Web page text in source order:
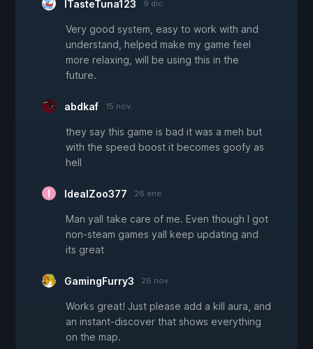
ITasteTuna123 9 dic.
Very good system, easy to work with and
understand, helped make my game feel
more relaxing, will be using this in the
future.
abdkaf 15 nov.
they say this game is bad it was a meh but
with the speed boost it becomes goofy as
hell
IdealZoo377 26 ene.
Man yall take care of me. Even though I got
non-steam games yall keep updating and
its great
GamingFurry3 26 nov.
Works great! Just please add a kill aura, and
an instant-discover that shows everything
on the map.